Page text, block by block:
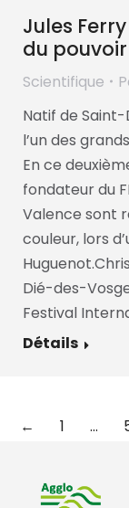
Jules
du pouvoir
Scientifique
Natif de
l’un des
En ce
fondateur du
Valence sont
couleur, lors
Dié-des-
Festival
Détails
← 1 …